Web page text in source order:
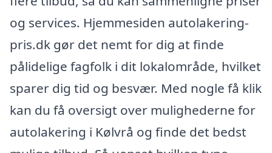
og services. Hjemmesiden autolakering-
pris.dk gør det nemt for dig at finde
pålidelige fagfolk i dit lokalområde, hvilket
sparer dig tid og besvær. Med nogle få klik
kan du få oversigt over mulighederne for
autolakering i Kølvrå og finde det bedst